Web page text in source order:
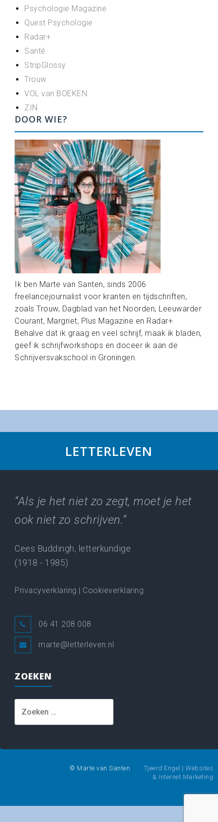
Psychologie Magazine
Quest Psychologie
Radar+
Santé
StripGlossy
Trouw
VOL van BOEKEN
ZIN
DOOR WIE?
Ik ben Marte van Santen, sinds 2006
freelancejournalist voor kranten en tijdschriften,
zoals Trouw, Dagblad van het Noorden, Leeuwarder
Courant, Margriet, Plus Magazine en Radar+.
Behalve dat ik graag en veel schrijf, maak ik bladen,
geef ik schrijfworkshops en doceer ik aan de
Schrijversvakschool in Groningen.
LETTERLEVEN
“Als je het niet zo zegt, moet je het
ook niet zo schrijven.”
Cees Buddingh, letterkundige
(1918 - 1985)
Privacyverklaring | Cookieverklaring
06 41 208 008
marte@letterleven.nl
ZOEKEN
naar:
© Marte van Santen
Tjeerd Engel | Websites
& Internet Marketing